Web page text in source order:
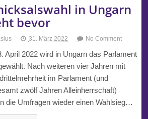
in Ungarn
bevor
31. März 2022 No Comment
April 2022 wird in Ungarn das Parlament
Nach weiteren vier Jahren mit
im Parlament (und
zwölf Jahren Alleinherrschaft)
die Umfragen wieder einen Wahlsieg…